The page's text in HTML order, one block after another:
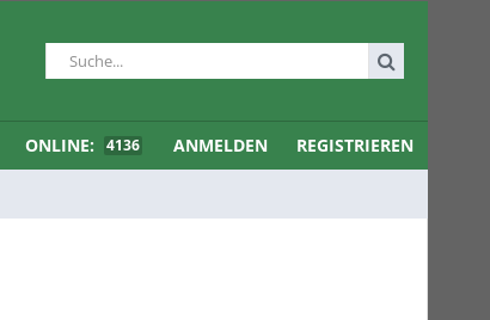
ONLINE: 4136 ANMELDEN REGISTRIEREN